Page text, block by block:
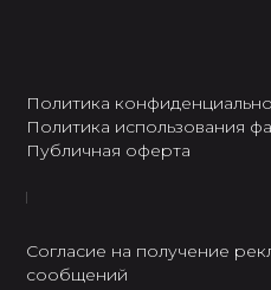
Политика
Политика использования
Публичная оферта
Согласие на получение
сообщений